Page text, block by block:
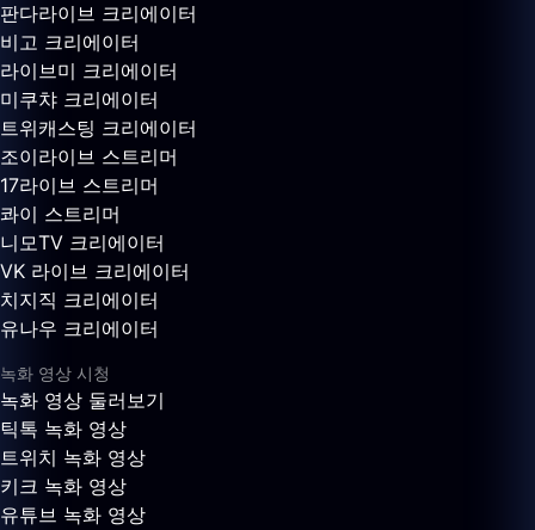
판다라이브 크리에이터
비고 크리에이터
라이브미 크리에이터
미쿠챠 크리에이터
트위캐스팅 크리에이터
조이라이브 스트리머
17라이브 스트리머
콰이 스트리머
니모TV 크리에이터
VK 라이브 크리에이터
치지직 크리에이터
유나우 크리에이터
녹화 영상 시청
녹화 영상 둘러보기
틱톡 녹화 영상
트위치 녹화 영상
키크 녹화 영상
유튜브 녹화 영상